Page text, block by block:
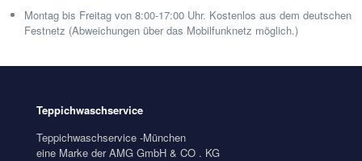
Montag bis Freitag von 8:00-17:00 Uhr. Kostenlos aus dem deutschen
Festnetz (Abweichungen über das Mobilfunknetz möglich.)
Teppichwaschservice
Teppichwaschservice -München
eine Marke der AMG GmbH & CO . KG